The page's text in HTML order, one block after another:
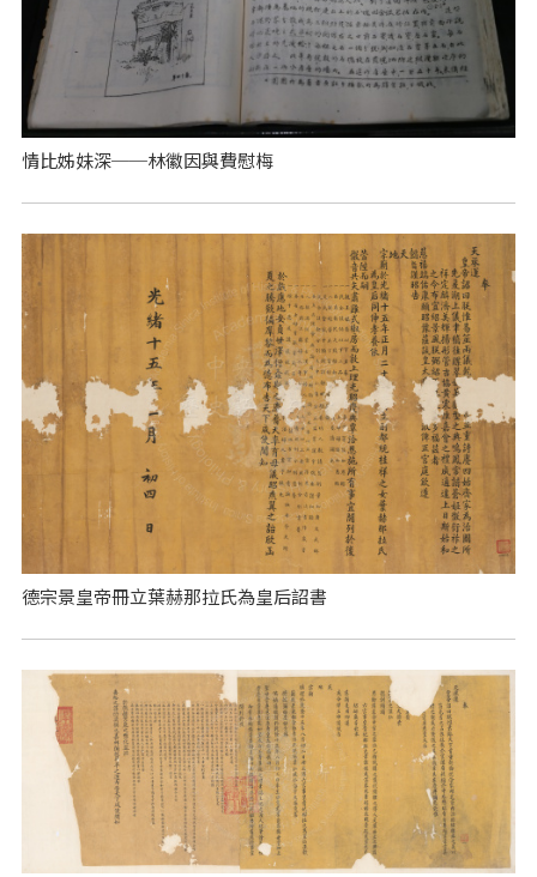
情比姊妹深──林徽因與費慰梅
德宗景皇帝冊立葉赫那拉氏為皇后詔書